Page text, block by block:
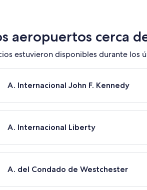
aeropuertos cerca
estuvieron disponibles durante los
vuelo a A. Internacional John F.
A. Internacional John F. Kennedy
vuelo a A. Internacional Liberty
A. Internacional Liberty
vuelo a A. del Condado de
A. del Condado de Westchester